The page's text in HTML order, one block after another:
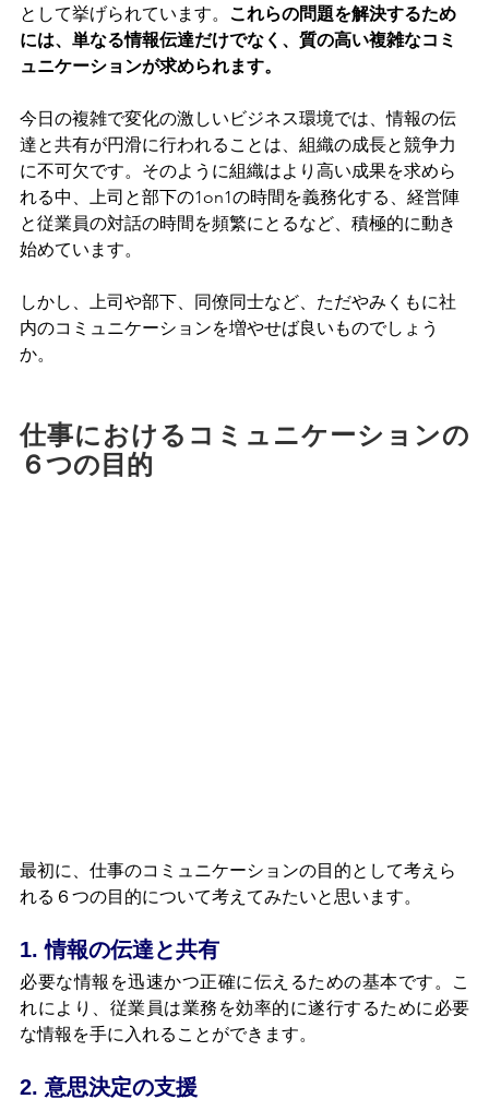
として挙げられています。 これらの問題を解決するため
には、単なる情報伝達だけでなく、質の高い複雑なコミ
ュニケーションが求められます。
今日の複雑で変化の激しいビジネス環境では、情報の伝
達と共有が円滑に行われることは、組織の成長と競争力
に不可欠です。そのように組織はより高い成果を求めら
れる中、上司と部下の1on1の時間を義務化する、経営陣
と従業員の対話の時間を頻繁にとるなど、積極的に動き
始めています。
しかし、上司や部下、同僚同士など、ただやみくもに社
内のコミュニケーションを増やせば良いものでしょう
か。
仕事におけるコミュニケーションの
６つの目的
最初に、仕事のコミュニケーションの目的として考えら
れる６つの目的について考えてみたいと思います。
1. 情報の伝達と共有
必要な情報を迅速かつ正確に伝えるための基本です。こ
れにより、従業員は業務を効率的に遂行するために必要
な情報を手に入れることができます。
2. 意思決定の支援